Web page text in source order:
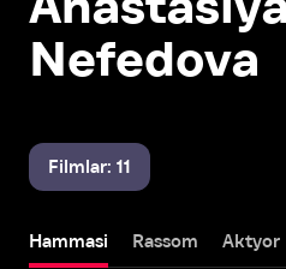
Nefedova
Filmlar: 11
Hammasi Rassom Aktyor